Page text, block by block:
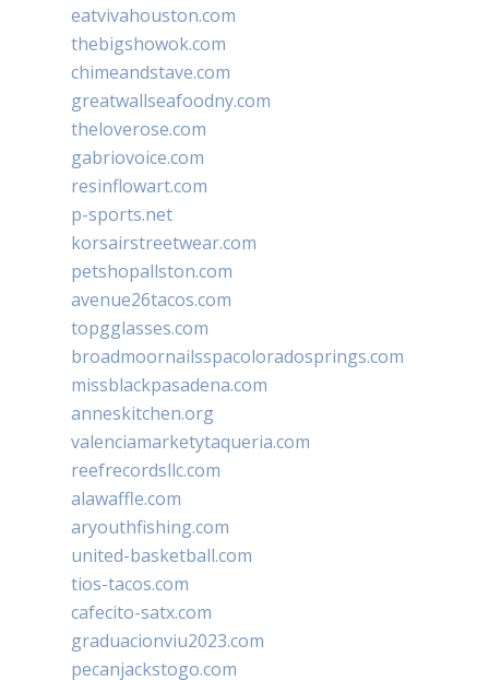
eatvivahouston.com
thebigshowok.com
chimeandstave.com
greatwallseafoodny.com
theloverose.com
gabriovoice.com
resinflowart.com
p-sports.net
korsairstreetwear.com
petshopallston.com
avenue26tacos.com
topgglasses.com
broadmoornailsspacoloradosprings.com
missblackpasadena.com
anneskitchen.org
valenciamarketytaqueria.com
reefrecordsllc.com
alawaffle.com
aryouthfishing.com
united-basketball.com
tios-tacos.com
cafecito-satx.com
graduacionviu2023.com
pecanjackstogo.com